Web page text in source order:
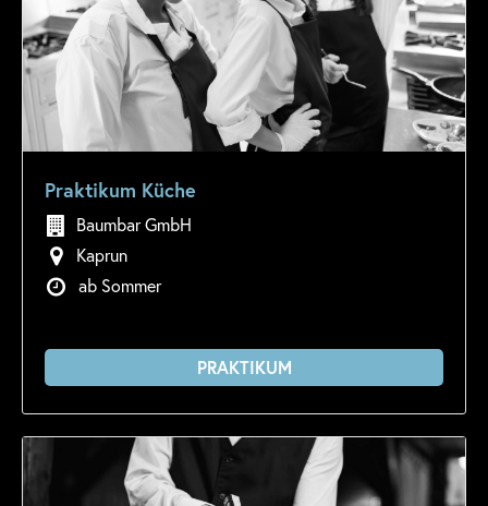
Praktikum Küche
Baumbar GmbH
Kaprun
ab Sommer
PRAKTIKUM